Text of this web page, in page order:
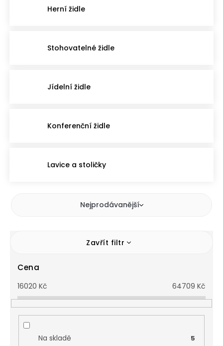
Herní židle
Stohovatelné židle
Jídelní židle
Konferenční židle
Lavice a stoličky
Nejprodávanější
Zavřít filtr
Cena
16020 Kč 64709 Kč
Na skladě 5